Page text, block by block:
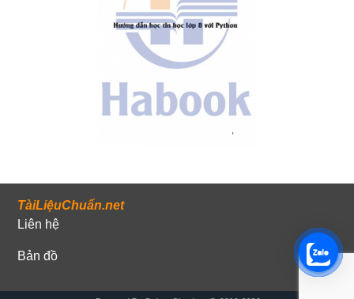
TàiLiệuChuẩn.net
Liên hệ
Bản đồ